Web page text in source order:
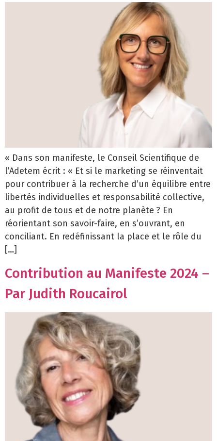
« Dans son manifeste, le Conseil Scientifique de
l’Adetem écrit : « Et si le marketing se réinventait
pour contribuer à la recherche d’un équilibre entre
libertés individuelles et responsabilité collective,
au profit de tous et de notre planète ? En
réorientant son savoir-faire, en s’ouvrant, en
conciliant. En redéfinissant la place et le rôle du
[…]
Contribution au Manifeste 2024 –
Par Judith Roucairol